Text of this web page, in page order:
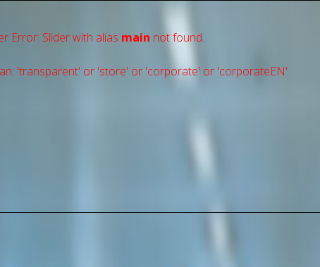
Error: Slider with alias main not found.
'transparent' or 'store' or 'сorporate' or 'corporateEN'